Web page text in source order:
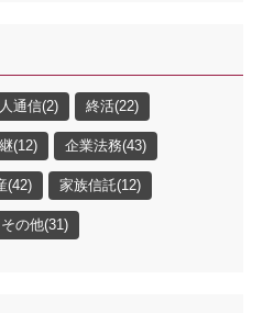
通信(2) 終活(22)
(12) 企業法務(43)
(42) 家族信託(12)
その他(31)